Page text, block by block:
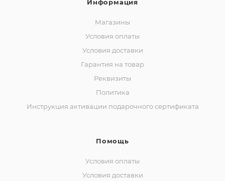
Информация
Магазины
Условия оплаты
Условия доставки
Гарантия на товар
Реквизиты
Политика
Инструкция активации подарочного сертификата
Помощь
Условия оплаты
Условия доставки